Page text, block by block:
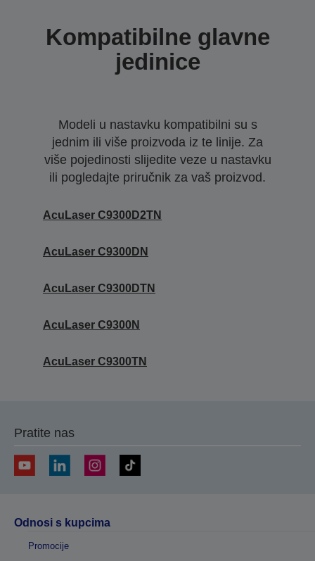
Kompatibilne glavne
jedinice
Modeli u nastavku kompatibilni su s
jednim ili više proizvoda iz te linije. Za
više pojedinosti slijedite veze u nastavku
ili pogledajte priručnik za vaš proizvod.
AcuLaser C9300D2TN
AcuLaser C9300DN
AcuLaser C9300DTN
AcuLaser C9300N
AcuLaser C9300TN
Pratite nas
Odnosi s kupcima
Promocije